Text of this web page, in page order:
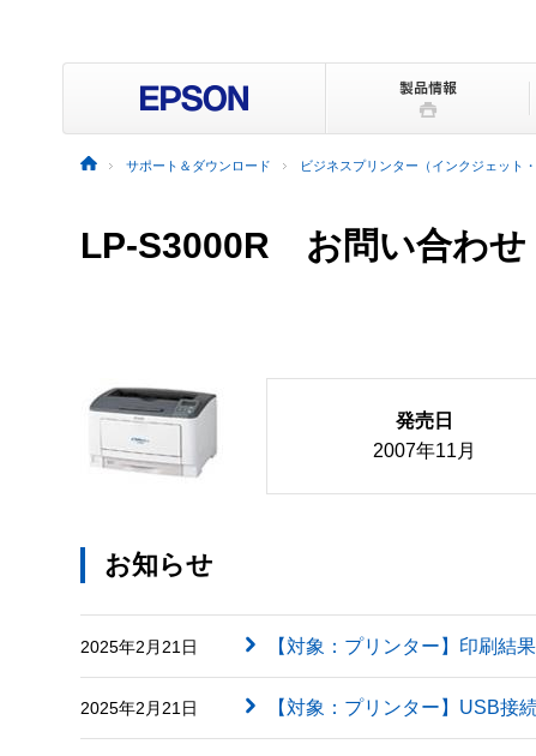
サポート＆ダウンロード ビジネスプリンター（インクジェット
LP-S3000R お問い合わせ
発売日
2007年11月
お知らせ
2025年2月21日 【対象：プリンター】印刷結
2025年2月21日 【対象：プリンター】USB接